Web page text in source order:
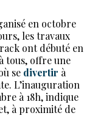
en octobre
les travaux
ont débuté en
tous, offre une
se divertir à
L’inauguration
à 18h, indique
à proximité de